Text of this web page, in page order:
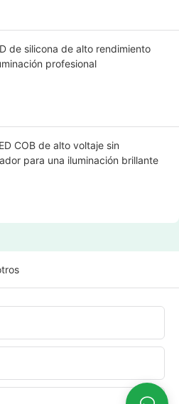
de silicona de alto rendimiento
profesional
COB de alto voltaje sin
para una iluminación brillante